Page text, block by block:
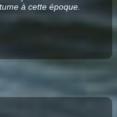
à cette époque.